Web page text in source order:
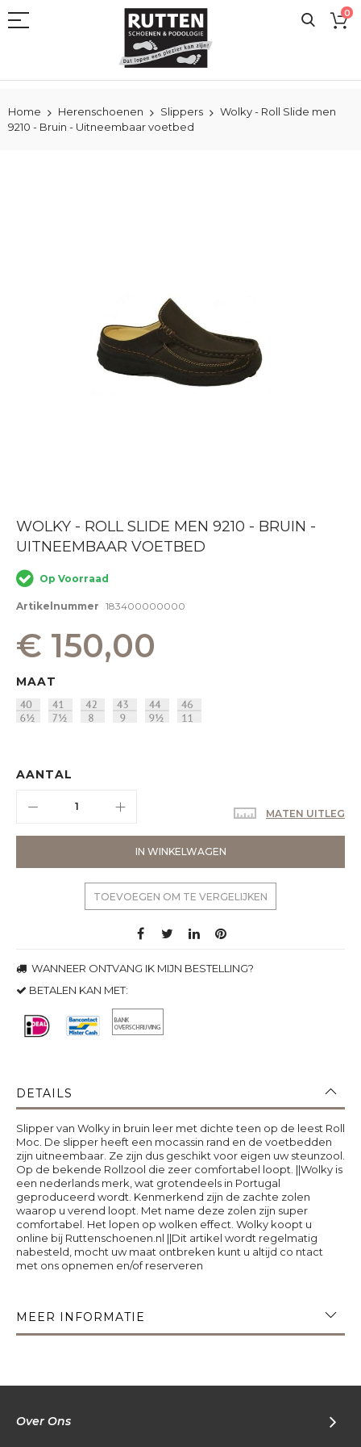
naar
0
Home Herenschoenen Slippers
Wolky - Roll Slide men
9210 - Bruin - Uitneembaar voetbed
Ga
het
van
de
afbeeldingen-
WOLKY - ROLL SLIDE MEN 9210 - BRUIN -
UITNEEMBAAR VOETBED
Op Voorraad
Artikelnummer 183400000000
€ 150,00
MAAT
AANTAL
IN WINKELWAGEN
MATEN UITLEG
TOEVOEGEN OM TE VERGELIJKEN
WANNEER ONTVANG IK MIJN BESTELLING?
BETALEN KAN MET:
DETAILS
Slipper van Wolky in bruin leer met dichte teen op de leest Roll
Moc. De slipper heeft een mocassin rand en de voetbedden
zijn uitneembaar. Ze zijn dus geschikt voor eigen uw steunzool.
Op de bekende Rollzool die zeer comfortabel loopt. ||Wolky is
een nederlands merk, wat grotendeels in Portugal
geproduceerd wordt. Kenmerkend zijn de zachte zolen
waarop u verend loopt. Met name deze zolen zijn super
comfortabel. Het lopen op wolken effect. Wolky koopt u
online bij Ruttenschoenen.nl ||Dit artikel wordt regelmatig
nabesteld, mocht uw maat ontbreken kunt u altijd co ntact
met ons opnemen en/of reserveren
MEER INFORMATIE
Over Ons